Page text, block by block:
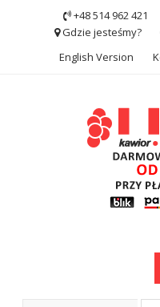
+48 514 962 421
Gdzie jesteśmy?
English Version